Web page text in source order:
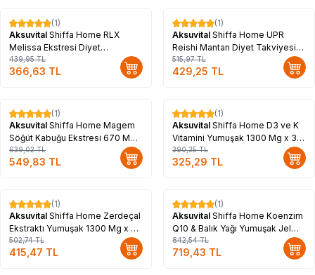
%17
(1)
Aksuvital Shiffa Home RLX
Melissa Ekstresi Diyet
Takviyesi 560 Mg x 60 Kapsül
439,95TL
366,63 TL
%17
(1)
Aksuvital Shiffa Home UPR
Reishi Mantarı Diyet Takviyesi
680 Mg x 60 Kapsül
515,97TL
429,25 TL
%14
(1)
Aksuvital Shiffa Home Magem
Söğüt Kabuğu Ekstresi 670 Mg
x 60 Kapsül
639,02TL
549,83 TL
%17
(1)
Aksuvital Shiffa Home D3 ve K
Vitamini Yumuşak 1300 Mg x 30
Kapsül
390,35TL
325,29 TL
%17
(1)
Aksuvital Shiffa Home Zerdeçal
Ekstraktı Yumuşak 1300 Mg x 30
Kapsül
502,74TL
415,47 TL
%15
(1)
Aksuvital Shiffa Home Koenzim
Q10 & Balık Yağı Yumuşak Jel
1340 Mg x 30 Kapsül
842,54TL
719,43 TL